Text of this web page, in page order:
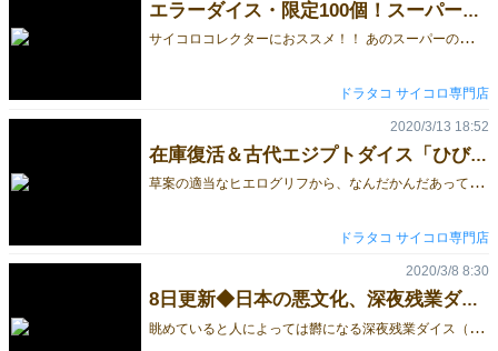
エラーダイス・限定100個！スーパーのチラシダイス
サ
イコロコレクターにおススメ！！ あのスーパーのチラシダイスに新色が登場！！と思ったら、 製造時に最終データで製造されなかった エラー品でした！！Σ（￣Д￣;） そんなわけで 面の向きが違っているスーパーのチラシダイスのエラー品、限定100個発売中！！ ◆限定100個◆エラー品◆スーパーのチラシダイス【黄×赤】6面サイコロ ◆限定100個◆エラー品◆スーパーのチラシダイス【黄×赤】はこちらから ドラタコ
ドラタコ サイコロ専門店
在庫復活＆古代エジプトダイス「ひび割れ版」登場！！
草
案の適当なヒエログリフから、なんだかんだあって正しいヒエログリフを使用したサイコロになった 古代エジプトダイスに「ひび割れ版」が追加されました！！ 基本的な仕様は既存の古代エジプトダイスと同じで、 1～6の各面には古代エジプトの神様の姿と、ヒエログリフで書かれた神様の名前、 サイコロとしての出目を現す数詞（ピプス）が描かれています。 ◆古代エジプトダイス【ヒエログリフ／ひび割れ版】6面サイコロ単品 普通のサイコロに飽きた！そんな時は、古代エジプトダイスをご検討ください。 ドラタコ
2020/3/13 18:52
ドラタコ サイコロ専門店
8日更新◆日本の悪文化、深夜残業ダイスの発売開始！！
眺
めていると人によっては欝になる深夜残業ダイス（社畜ダイス）が発売となりました！！ 深夜残業ダイスは窓の明かりがついている数が出目になるため、この場合は1が出た事になります。 （右は２、左は３） 積み上げるとビルになる深夜残業ダイスは、大企業セットと中小企業セットがあります。 ◆大企業セット【6階建て】深夜残業ダイス（社畜ダイス）畜光塗料使用 大企業セット：上層×1・中層×4・下層×1 ◆中小企業セット【3階建て】深夜残業ダイス（社畜ダイス）畜光塗料使用 中小企業セット：上層×1・中層×1・下層×1 ◆深夜残業ダイスはコチラから サイコロ専門店ドラタコ
2020/3/8 8:30